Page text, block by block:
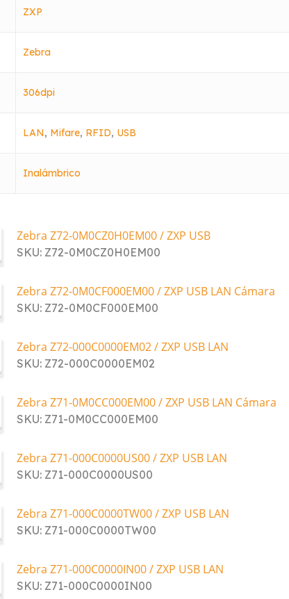
ZXP
Zebra
306dpi
LAN, Mifare, RFID, USB
Inalámbrico
Zebra Z72-0M0CZ0H0EM00 / ZXP USB
SKU: Z72-0M0CZ0H0EM00
Zebra Z72-0M0CF000EM00 / ZXP USB LAN Cámara
SKU: Z72-0M0CF000EM00
Zebra Z72-000C0000EM02 / ZXP USB LAN
SKU: Z72-000C0000EM02
Zebra Z71-0M0CC000EM00 / ZXP USB LAN Cámara
SKU: Z71-0M0CC000EM00
Zebra Z71-000C0000US00 / ZXP USB LAN
SKU: Z71-000C0000US00
Zebra Z71-000C0000TW00 / ZXP USB LAN
SKU: Z71-000C0000TW00
Zebra Z71-000C0000IN00 / ZXP USB LAN
SKU: Z71-000C0000IN00